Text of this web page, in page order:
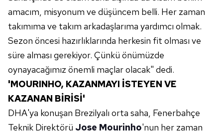
amacım, misyonum ve düşüncem belli. Her zaman
takımıma ve takım arkadaşlarıma yardımcı olmak.
Sezon öncesi hazırlıklarında herkesin fit olması ve
süre alması gerekiyor. Çünkü önümüzde
oynayacağımız önemli maçlar olacak" dedi.
'MOURINHO, KAZANMAYI İSTEYEN VE
KAZANAN BİRİSİ'
DHA'ya konuşan Brezilyalı orta saha, Fenerbahçe
Teknik Direktörü Jose Mourinho'nun her zaman